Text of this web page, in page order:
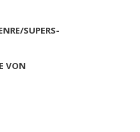
SUPERS-
VON